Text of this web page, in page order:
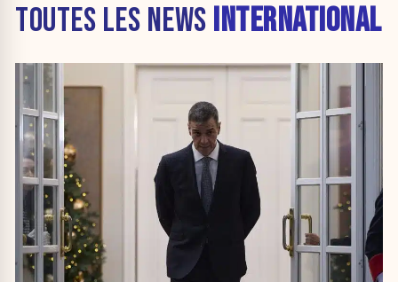
TOUTES LES NEWS INTERNATIONAL